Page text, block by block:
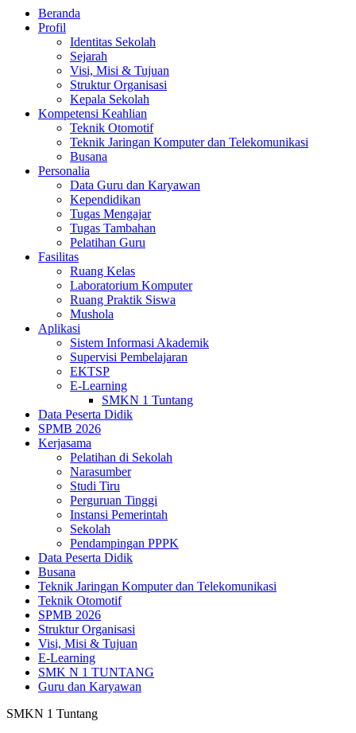
Beranda
Profil
Identitas Sekolah
Sejarah
Visi, Misi & Tujuan
Struktur Organisasi
Kepala Sekolah
Kompetensi Keahlian
Teknik Otomotif
Teknik Jaringan Komputer dan Telekomunikasi
Busana
Personalia
Data Guru dan Karyawan
Kependidikan
Tugas Mengajar
Tugas Tambahan
Pelatihan Guru
Fasilitas
Ruang Kelas
Laboratorium Komputer
Ruang Praktik Siswa
Mushola
Aplikasi
Sistem Informasi Akademik
Supervisi Pembelajaran
EKTSP
E-Learning
SMKN 1 Tuntang
Data Peserta Didik
SPMB 2026
Kerjasama
Pelatihan di Sekolah
Narasumber
Studi Tiru
Perguruan Tinggi
Instansi Pemerintah
Sekolah
Pendampingan PPPK
Data Peserta Didik
Busana
Teknik Jaringan Komputer dan Telekomunikasi
Teknik Otomotif
SPMB 2026
Struktur Organisasi
Visi, Misi & Tujuan
E-Learning
SMK N 1 TUNTANG
Guru dan Karyawan
SMKN 1 Tuntang